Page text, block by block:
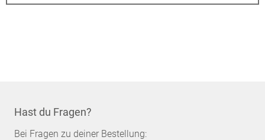
Hast du Fragen?
Bei Fragen zu deiner Bestellung: